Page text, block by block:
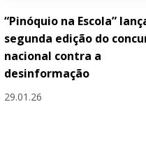
“Pinóquio na Escola”
segunda edição do
nacional contra a
desinformação
29.01.26